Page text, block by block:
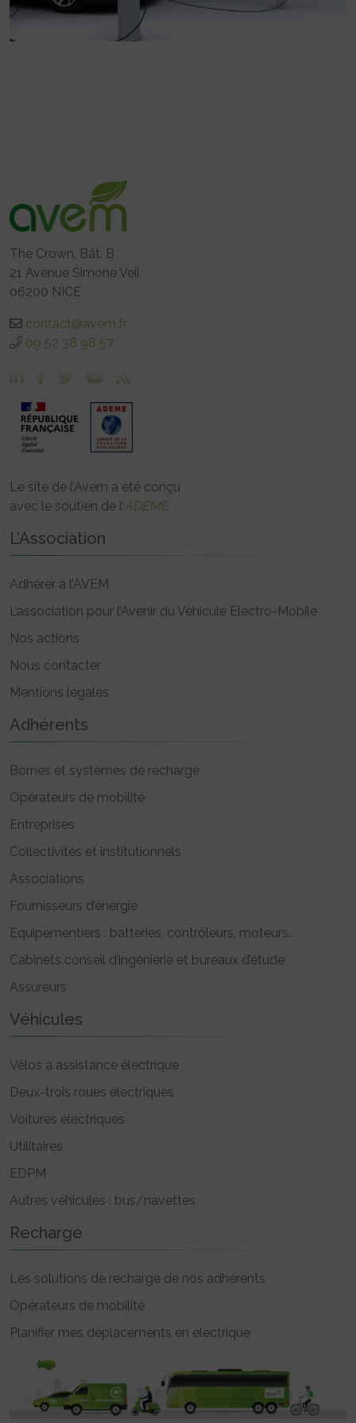
The Crown, Bât. B
21 Avenue Simone Veil
06200 NICE
contact@avem.fr
09 52 38 98 57
Le site de l’Avem a été conçu
avec le soutien de l’ADEME
L’Association
Adhérer à l’AVEM
L’association pour l’Avenir du Véhicule Electro-Mobile
Nos actions
Nous contacter
Mentions légales
Adhérents
Bornes et systèmes de recharge
Opérateurs de mobilité
Entreprises
Collectivités et institutionnels
Associations
Fournisseurs d’énergie
Equipementiers : batteries, contrôleurs, moteurs..
Cabinets conseil d’ingénierie et bureaux d’étude
Assureurs
Véhicules
Vélos à assistance électrique
Deux-trois roues électriques
Voitures électriques
Utilitaires
EDPM
Autres véhicules : bus/navettes
Recharge
Les solutions de recharge de nos adhérents
Opérateurs de mobilité
Planifier mes déplacements en électrique